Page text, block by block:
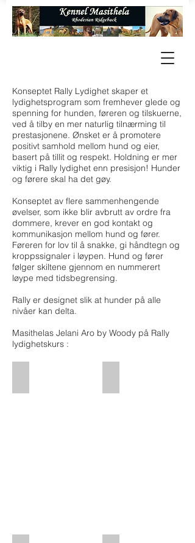
Konseptet Rally Lydighet skaper et
lydighetsprogram som fremhever glede og
spenning for hunden, føreren og tilskuerne,
ved å tilby en mer naturlig tilnærming til
prestasjonene. Ønsket er å promotere
positivt samhold mellom hund og eier,
basert på tillit og respekt. Holdning er mer
viktig i Rally lydighet enn presisjon! Hunder
og førere skal ha det gøy.
Konseptet av flere sammenhengende
øvelser, som ikke blir avbrutt av ordre fra
dommere, krever en god kontakt og
kommunikasjon mellom hund og fører.
Føreren for lov til å snakke, gi håndtegn og
kroppssignaler i løypen. Hund og fører
følger skiltene gjennom en nummerert
løype med tidsbegrensing.
Rally er designet slik at hunder på alle
nivåer kan delta.
Masithelas Jelani Aro by Woody på Rally
lydighetskurs :